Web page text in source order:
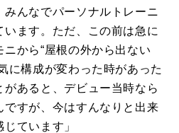
みんなでパーソナルトレーニ
います。ただ、この前は急に
ニから“屋根の外から出ない
に構成が変わった時があった
があると、デビュー当時なら
すが、今はすんなりと出来
ています」